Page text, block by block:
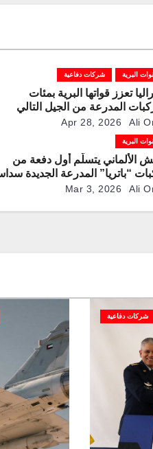
البرية شركات دفاعية
تعزز قواتها البرية بمئات
المدرعة من الجيل التالي
من “تاليس”
Apr 28, 2026 Ali
البرية
الألماني يتسلّم أول دفعة من
“باتريا” المدرعة الجديدة
Mar 3, 2026 Ali
شركات دفاعية